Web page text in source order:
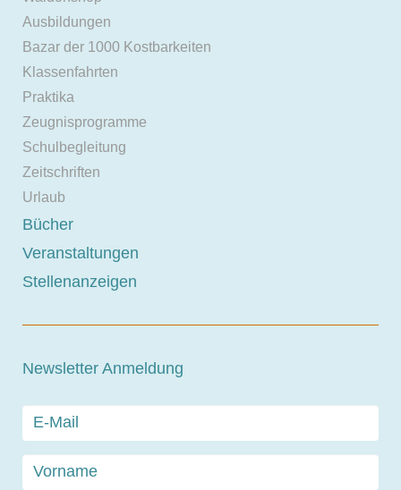
Ausbildungen
Bazar der 1000 Kostbarkeiten
Klassenfahrten
Praktika
Zeugnisprogramme
Schulbegleitung
Zeitschriften
Urlaub
Bücher
Veranstaltungen
Stellenanzeigen
Newsletter Anmeldung